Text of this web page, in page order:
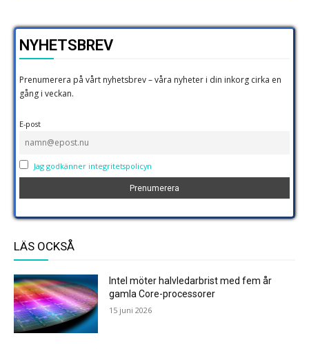
NYHETSBREV
Prenumerera på vårt nyhetsbrev – våra nyheter i din inkorg cirka en
gång i veckan.
E-post
Jag godkänner integritetspolicyn
LÄS OCKSÅ
Intel möter halvledarbrist med fem år
gamla Core-processorer
15 juni 2026